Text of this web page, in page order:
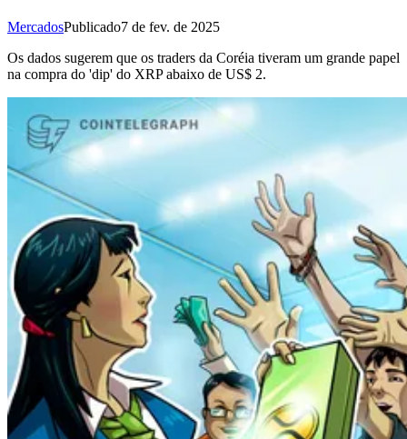
MercadosPublicado7 de fev. de 2025
Os dados sugerem que os traders da Coréia tiveram um grande papel
na compra do 'dip' do XRP abaixo de US$ 2.